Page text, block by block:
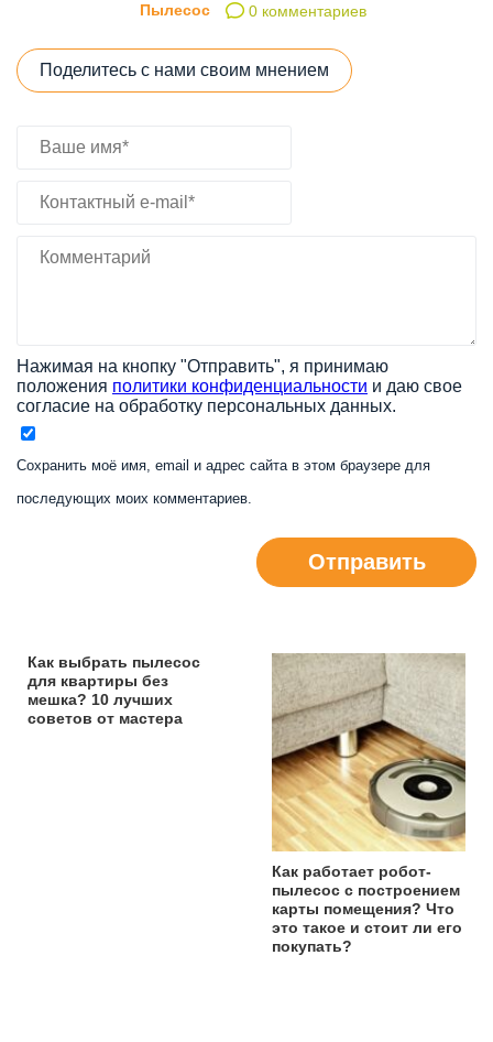
Пылесос 0 комментариев
Поделитесь с нами своим мнением
Нажимая на кнопку "Отправить", я принимаю
положения политики конфиденциальности и даю свое
согласие на обработку персональных данных.
Сохранить моё имя, email и адрес сайта в этом браузере для
последующих моих комментариев.
Отправить
Как выбрать пылесос
для квартиры без
мешка? 10 лучших
советов от мастера
Как работает робот-
пылесос с построением
карты помещения? Что
это такое и стоит ли его
покупать?